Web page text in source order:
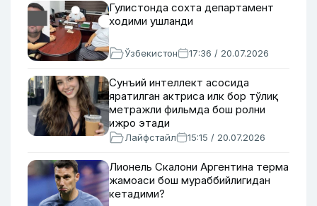
Гулистонда сохта департамент
ходими ушланди
Ўзбекистон 17:36 / 20.07.2026
Сунъий интеллект асосида
яратилган актриса илк бор тўлиқ
метражли фильмда бош ролни
ижро этади
Лайфстайл 15:15 / 20.07.2026
Лионель Скалони Аргентина терма
жамоаси бош мураббийлигидан
кетадими?